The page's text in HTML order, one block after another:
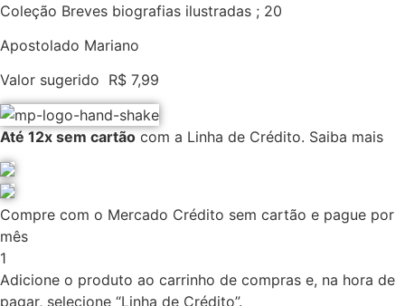
Coleção Breves biografias ilustradas ; 20
Apostolado Mariano
Valor sugerido R$ 7,99
Até 12x sem cartão com a Linha de Crédito. Saiba mais
Compre com o Mercado Crédito sem cartão e pague por
mês
1
Adicione o produto ao carrinho de compras e, na hora de
pagar, selecione “Linha de Crédito”.